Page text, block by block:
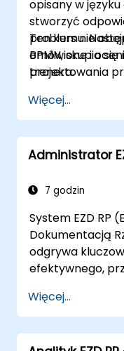
opisany w
stworzyć
problemu.
omówione i
trenera.
Ten kurs nie
BPMN, skupia
projektowania
Więcej...
Administrator
7 godzin
System EZD RP
Dokumentacją
odgrywa
efektywnego,
administracji
cyfryzacji
system
Więcej...